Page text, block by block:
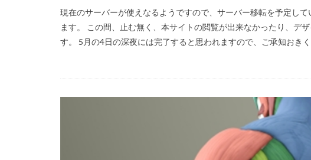
現在のサーバーが使えなるようですので、サーバー移転を予定し
ます。 この間、止む無く、本サイトの閲覧が出来なかったり、デ
す。 5月の4日の深夜には完了すると思われますので、ご承知おきく